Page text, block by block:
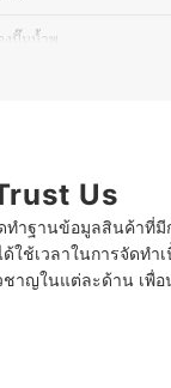
งปั๊มน้ำพุ
Us
ทำฐานข้อมูลสินค้าที่
ใช้เวลาในการจัดท
าญในแต่ละด้าน เพื่